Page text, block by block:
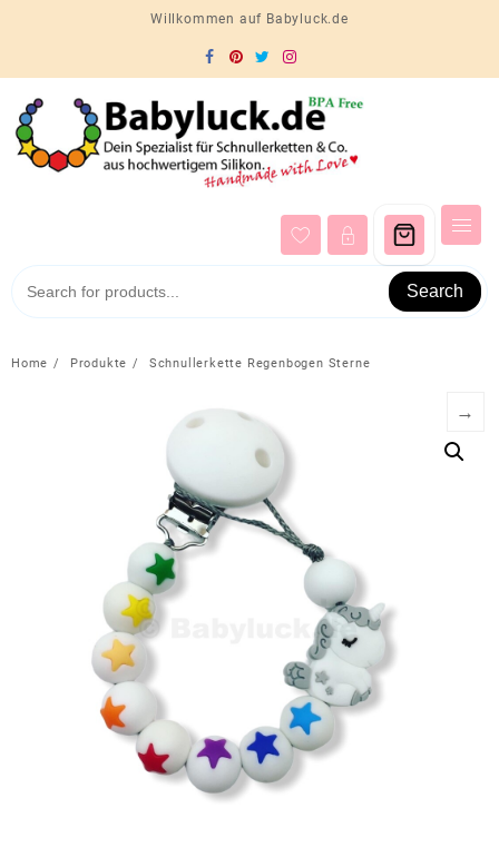
Willkommen auf Babyluck.de
Search
Home Produkte Schnullerkette Regenbogen Sterne
→